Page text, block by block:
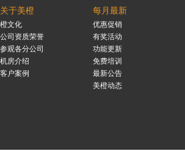
关于美橙
橙文化
公司资质荣誉
参观各分公司
机房介绍
客户案例
每月最新
优惠促销
有奖活动
功能更新
免费培训
最新公告
美橙动态